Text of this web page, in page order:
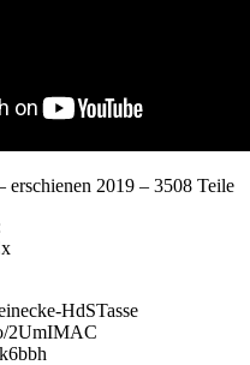
erschienen 2019 – 3508 Teile
HdSTasse
2UmIMAC